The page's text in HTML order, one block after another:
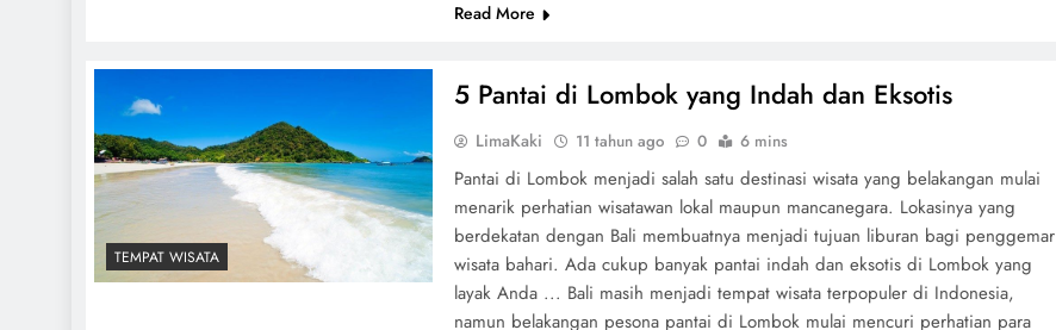
Read More
TEMPAT WISATA
5 Pantai di Lombok yang Indah dan Eksotis
LimaKaki 11 tahun ago 0 6 mins
Pantai di Lombok menjadi salah satu destinasi wisata yang belakangan mulai
menarik perhatian wisatawan lokal maupun mancanegara. Lokasinya yang
berdekatan dengan Bali membuatnya menjadi tujuan liburan bagi penggemar
wisata bahari. Ada cukup banyak pantai indah dan eksotis di Lombok yang
layak Anda ... Bali masih menjadi tempat wisata terpopuler di Indonesia,
namun belakangan pesona pantai di Lombok mulai mencuri perhatian para